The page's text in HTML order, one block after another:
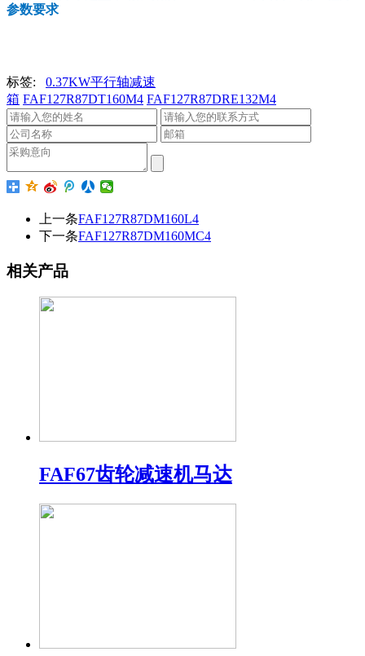
参数要求
标签:
0.37KW平行轴减速
箱 FAF127R87DT160M4 FAF127R87DRE132M4
上一条FAF127R87DM160L4
下一条FAF127R87DM160MC4
相关产品
FAF67齿轮减速机马达